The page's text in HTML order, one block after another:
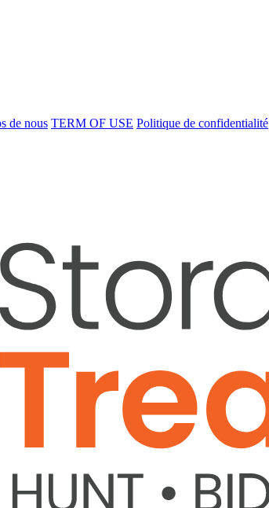
de nous TERM OF USE Politique de confidentialité